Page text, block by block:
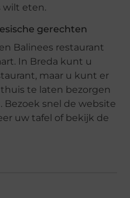
wilt eten.
gerechten
Balinees restaurant
In Breda kunt u
maar u kunt er
te laten bezorgen
Bezoek snel de website
uw tafel of bekijk de